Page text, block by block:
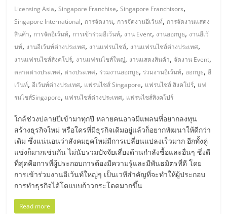
SMEs,
แฟ
รน
ไชส์,
ที่
ปรึกษา
แฟ
Licensing Asia,Singapore Franchise,Singapore Franchisors,
Singapore International, การจัดงาน, การจัดงานอีเว้นท์, การจัดงานแสดง
สินค้า, การจัดอีเว้นท์, การเข้าร่วมอีเว้นท์, งาน Event, งานออกบูธ, งานอีเว้
นท์, งานอีเว้นท์ต่างประเทศ, งานแฟรนไชส์, งานแฟรนไชส์ต่างประเทศ,
งานแฟรนไชส์สิงคโปร์, งานแฟรนไชส์ใหญ่, งานแสดงสินค้า, จัดงาน Event,
ตลาดต่างประเทศ, ต่างประเทศ, ร่วมงานออกบูธ, ร่วมงานอีเว้นท์, ออกบูธ,อี
เว้นท์,อีเว้นท์ต่างประเทศ, แฟรนไชส์ Singapore, แฟรนไชส์ สิงคโปร์, แฟ
รนไชส์Singapore, แฟรนไชส์ต่างประเทศ, แฟรนไชส์สิงคโปร์
ใกล้ช่วงปลายปีเข้ามาทุกปี หลายคนอาจมีแพลนที่อยากลงทุน
สร้างธุรกิจใหม่ หรือใครที่มีธุรกิจเดิมอยู่แล้วก็อยากพัฒนาให้ดีกว่า
เดิม ซึ่งแน่นอนว่าสังคมยุคใหม่มีการเปลี่ยนแปลงเร็วมาก อีกทั้งคู่
แข่งก็มากเช่นกัน ไม่นับรวมปัจจัยเสี่ยงด้านกำลังซื้อและอื่นๆ ซึ่งดี
ที่สุดคือการที่ผู้ประกอบการต้องมีความรู้และมีพันธมิตรที่ดี โดย
การเข้าร่วมงานอีเว้นท์ใหญ่ๆ เป็นเวทีสำคัญที่จะทำให้ผู้ประกอบ
การทำธุรกิจได้โตแบบก้าวกระโดดมากขึ้น
Read more